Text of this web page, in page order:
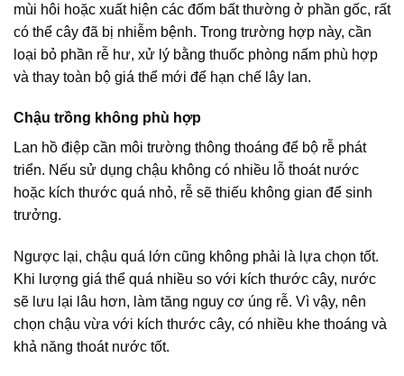
mùi hôi hoặc xuất hiện các đốm bất thường ở phần gốc, rất
có thể cây đã bị nhiễm bệnh. Trong trường hợp này, cần
loại bỏ phần rễ hư, xử lý bằng thuốc phòng nấm phù hợp
và thay toàn bộ giá thể mới để hạn chế lây lan.
Chậu trồng không phù hợp
Lan hồ điệp cần môi trường thông thoáng để bộ rễ phát
triển. Nếu sử dụng chậu không có nhiều lỗ thoát nước
hoặc kích thước quá nhỏ, rễ sẽ thiếu không gian để sinh
trưởng.
Ngược lại, chậu quá lớn cũng không phải là lựa chọn tốt.
Khi lượng giá thể quá nhiều so với kích thước cây, nước
sẽ lưu lại lâu hơn, làm tăng nguy cơ úng rễ. Vì vậy, nên
chọn chậu vừa với kích thước cây, có nhiều khe thoáng và
khả năng thoát nước tốt.